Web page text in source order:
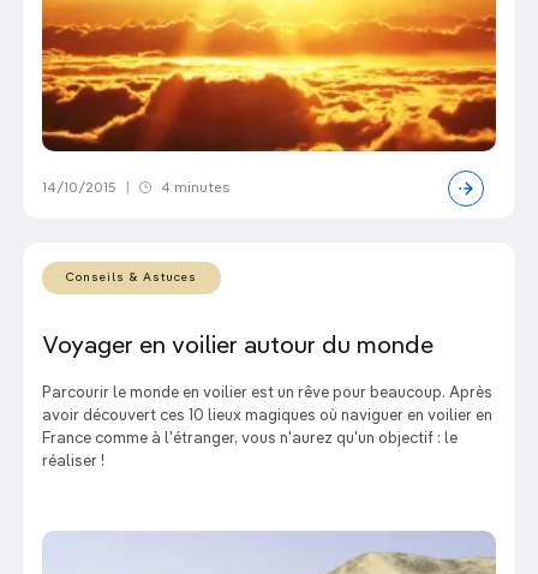
14/10/2015 4 minutes
Conseils & Astuces
Voyager en voilier autour du monde
Parcourir le monde en voilier est un rêve pour beaucoup. Après
avoir découvert ces 10 lieux magiques où naviguer en voilier en
France comme à l'étranger, vous n'aurez qu'un objectif : le
réaliser !